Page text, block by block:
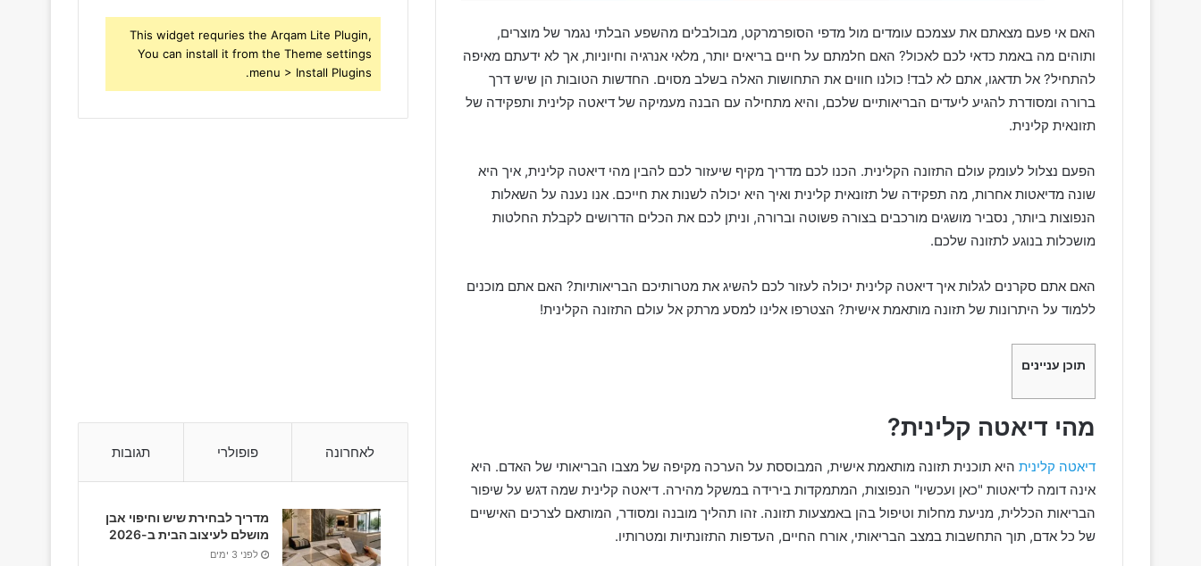
האם אי פעם מצאתם את עצמכם עומדים מול מדפי הסופרמרקט, מבולבלים מהשפע הבלתי נגמר של מוצרים,
ותוהים מה באמת כדאי לכם לאכול? האם חלמתם על חיים בריאים יותר, מלאי אנרגיה וחיוניות, אך לא ידעתם מאיפה
להתחיל? אל תדאגו, אתם לא לבד! כולנו חווים את התחושות האלה בשלב מסוים. החדשות הטובות הן שיש דרך
ברורה ומסודרת להגיע ליעדים הבריאותיים שלכם, והיא מתחילה עם הבנה מעמיקה של דיאטה קלינית ותפקידה של
תזונאית קלינית.
הפעם נצלול לעומק עולם התזונה הקלינית. הכנו לכם מדריך מקיף שיעזור לכם להבין מהי דיאטה קלינית, איך היא
שונה מדיאטות אחרות, מה תפקידה של תזונאית קלינית ואיך היא יכולה לשנות את חייכם. אנו נענה על השאלות
הנפוצות ביותר, נסביר מושגים מורכבים בצורה פשוטה וברורה, וניתן לכם את הכלים הדרושים לקבלת החלטות
מושכלות בנוגע לתזונה שלכם.
האם אתם סקרנים לגלות איך דיאטה קלינית יכולה לעזור לכם להשיג את מטרותיכם הבריאותיות? האם אתם מוכנים
ללמוד על היתרונות של תזונה מותאמת אישית? הצטרפו אלינו למסע מרתק אל עולם התזונה הקלינית!
תוכן עניינים
מהי דיאטה קלינית?
דיאטה קלינית היא תוכנית תזונה מותאמת אישית, המבוססת על הערכה מקיפה של מצבו הבריאותי של האדם. היא
אינה דומה לדיאטות "כאן ועכשיו" הנפוצות, המתמקדות בירידה במשקל מהירה. דיאטה קלינית שמה דגש על שיפור
הבריאות הכללית, מניעת מחלות וטיפול בהן באמצעות תזונה. זהו תהליך מובנה ומסודר, המותאם לצרכים האישיים
של כל אדם, תוך התחשבות במצב הבריאותי, אורח החיים, העדפות התזונתיות ומטרותיו.
This widget requries the Arqam Lite Plugin,
You can install it from the Theme settings
menu > Install Plugins.
לאחרונה פופולרי תגובות
מדריך לבחירת שיש וחיפוי אבן
מושלם לעיצוב הבית ב-2026
לפני 3 ימים